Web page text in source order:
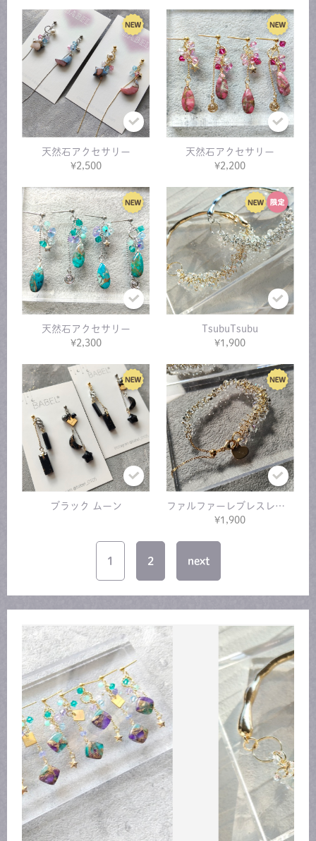
天然石アクセサリー
¥2,500
天然石アクセサリー
¥2,200
天然石アクセサリー
¥2,300
TsubuTsubu
¥1,900
ブラック ムーン
ファルファーレブレスレット
¥1,900
1 2 next
共有方法を選択